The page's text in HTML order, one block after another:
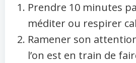
Prendre 10 minutes
méditer ou respirer
Ramener son
l’on est en train de